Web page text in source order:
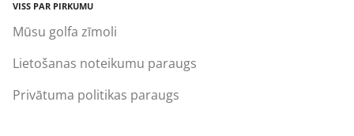
VISS PAR PIRKUMU
Mūsu golfa zīmoli
Lietošanas noteikumu paraugs
Privātuma politikas paraugs